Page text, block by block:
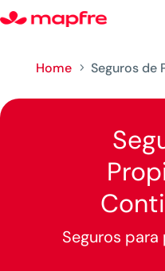
Home 5 Seguros de
Seguros